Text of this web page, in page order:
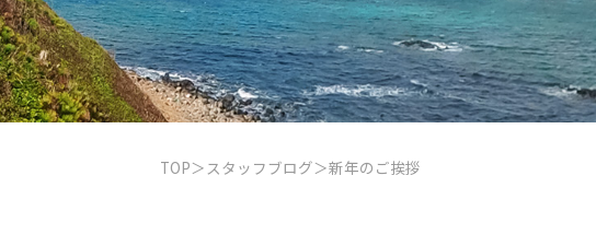
TOP スタッフブログ 新年のご挨拶